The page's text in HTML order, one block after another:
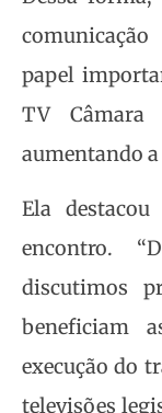
papel
TV
aumentando
Ela
encontro.
discutimos
beneficiam
execução do
televisões